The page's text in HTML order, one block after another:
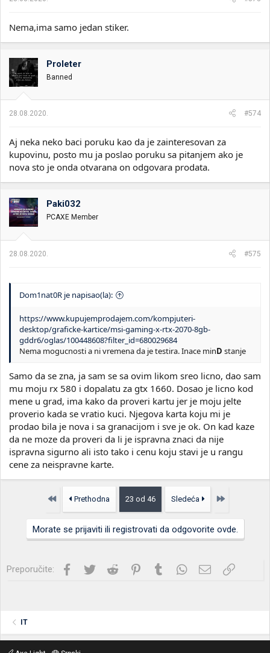
Nema,ima samo jedan stiker.
Proleter
Banned
28.08.2020. #574
Aj neka neko baci poruku kao da je zainteresovan za
kupovinu, posto mu ja poslao poruku sa pitanjem ako je
nova sto je onda otvarana on odgovara prodata.
Paki032
PCAXE Member
28.08.2020. #575
Dom1nat0R je napisao(la):
https://www.kupujemprodajem.com/kompjuteri-
desktop/graficke-kartice/msi-gaming-x-rtx-2070-8gb-
gddr6/oglas/100448608?filter_id=680029684
Nema mogucnosti a ni vremena da je testira. Inace minD stanje
Samo da se zna, ja sam se sa ovim likom sreo licno, dao sam
mu moju rx 580 i dopalatu za gtx 1660. Dosao je licno kod
mene u grad, ima kako da proveri kartu jer je moju jelte
proverio kada se vratio kuci. Njegova karta koju mi je
prodao bila je nova i sa granacijom i sve je ok. On kad kaze
da ne moze da proveri da li je ispravna znaci da nije
ispravna sigurno ali isto tako i cenu koju stavi je u rangu
cene za neispravne karte.
Prvo Prethodna 23 od 46 Sledeća Poslednja
Morate se prijaviti ili registrovati da odgovorite ovde.
Preporučite: Facebook
Twitter Reddit PinterestTumblrWhatsApp
Imejl Link
IT